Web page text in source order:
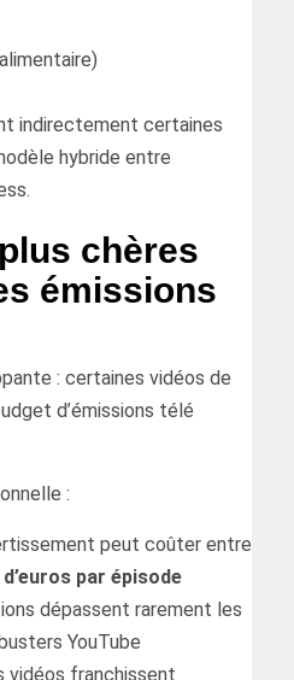
indirectement certaines
hybride entre
chères
émissions
: certaines vidéos de
d’émissions télé
:
peut coûter entre
par épisode
dépassent rarement les
YouTube
vidéos franchissent